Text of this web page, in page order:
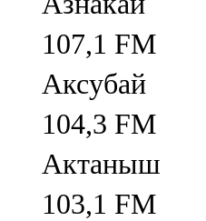
107,1 FM
Аксубай
104,3 FM
Актаныш
103,1 FM